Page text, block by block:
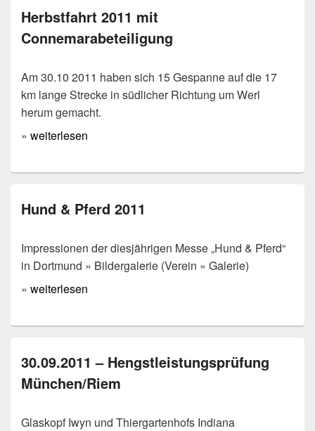
Herbstfahrt 2011 mit
Connemarabeteiligung
Am 30.10 2011 haben sich 15 Gespanne auf die 17
km lange Strecke in südlicher Richtung um Werl
herum gemacht.
» weiterlesen
Hund & Pferd 2011
Impressionen der diesjährigen Messe „Hund & Pferd“
in Dortmund » Bildergalerie (Verein » Galerie)
» weiterlesen
30.09.2011 – Hengstleistungsprüfung
München/Riem
Glaskopf Iwyn und Thiergartenhofs Indiana